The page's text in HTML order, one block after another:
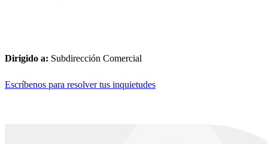
Dirigido a: Subdirección Comercial
Escríbenos para resolver tus inquietudes